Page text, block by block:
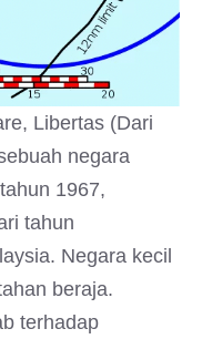
Libertas (Dari
negara
1967,
tahun
Negara kecil
beraja.
terhadap